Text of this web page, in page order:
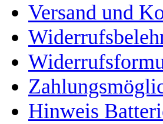
Versand und
Hinweis